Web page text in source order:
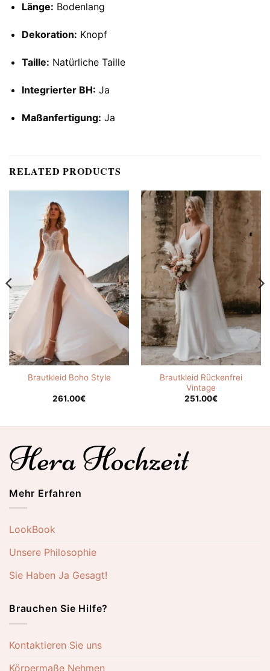
Länge: Bodenlang
Dekoration: Knopf
Taille: Natürliche Taille
Integrierter BH: Ja
Maßanfertigung: Ja
RELATED PRODUCTS
Brautkleid Boho Style
261.00€
Brautkleid Rückenfrei
Vintage
251.00€
Mehr Erfahren
LookBook
Unsere Philosophie
Sie Haben Ja Gesagt!
Brauchen Sie Hilfe?
Kontaktieren Sie uns
Körpermaße Nehmen